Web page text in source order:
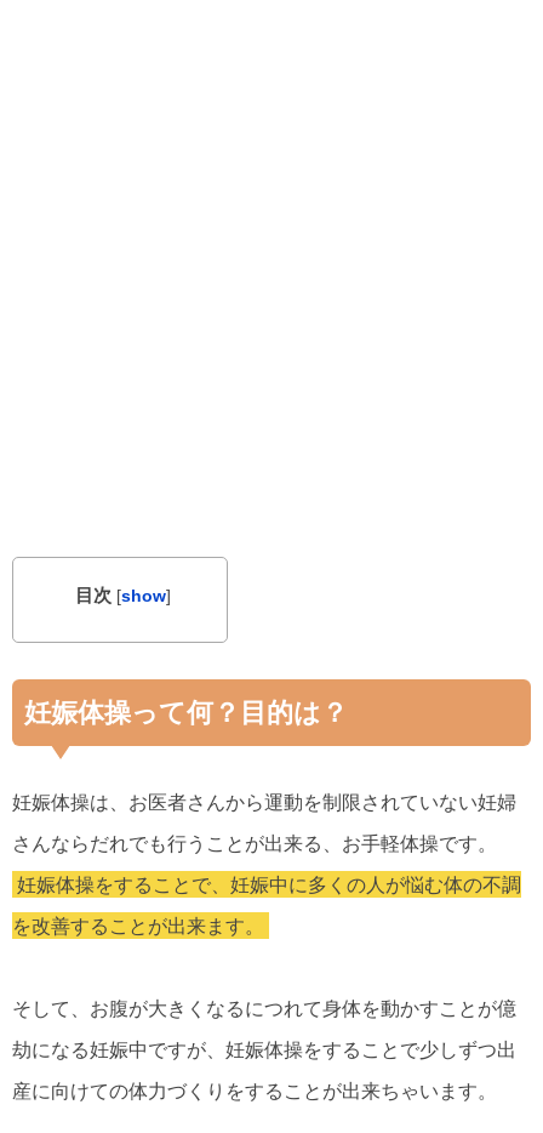
目次 [show]
妊娠体操って何？目的は？
妊娠体操は、お医者さんから運動を制限されていない妊婦
さんならだれでも行うことが出来る、お手軽体操です。
妊娠体操をすることで、妊娠中に多くの人が悩む体の不調
を改善することが出来ます。
そして、お腹が大きくなるにつれて身体を動かすことが億
劫になる妊娠中ですが、妊娠体操をすることで少しずつ出
産に向けての体力づくりをすることが出来ちゃいます。